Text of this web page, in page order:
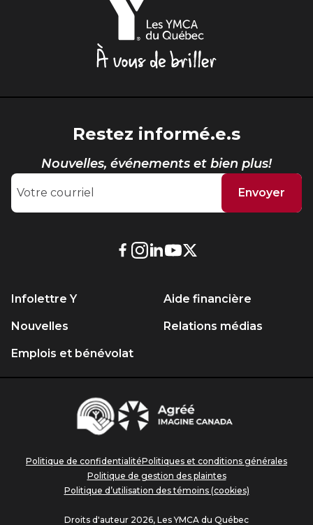
Centraide
Restez informé.e.s
Nouvelles, événements et bien plus!
Envoyer
Lien
s’ouvrira
nouvelle
fenêtre.
Lien
site.
nouvelle
fenêtre.
Lien
site.
nouvelle
fenêtre.
Lien
site.
Cet
nouvelle
fenêtre.
site.
fenêtre.
Infolettre Y
Nouvelles
Emplois et bénévolat
Aide financière
Relations médias
Politique de confidentialitéPolitiques et conditions générales
Politique de gestion des plaintes
Politique d’utilisation des témoins (cookies)
Droits d'auteur 2026, Les YMCA du Québec